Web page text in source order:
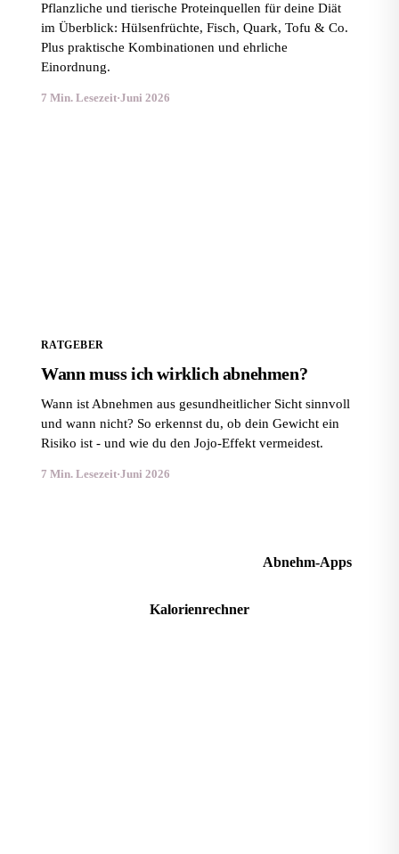
Pflanzliche und tierische Proteinquellen für deine Diät
im Überblick: Hülsenfrüchte, Fisch, Quark, Tofu & Co.
Plus praktische Kombinationen und ehrliche
Einordnung.
7 Min. Lesezeit·Juni 2026
RATGEBER
Wann muss ich wirklich abnehmen?
Wann ist Abnehmen aus gesundheitlicher Sicht sinnvoll
und wann nicht? So erkennst du, ob dein Gewicht ein
Risiko ist - und wie du den Jojo-Effekt vermeidest.
7 Min. Lesezeit·Juni 2026
Abnehm-Apps
Kalorienrechner